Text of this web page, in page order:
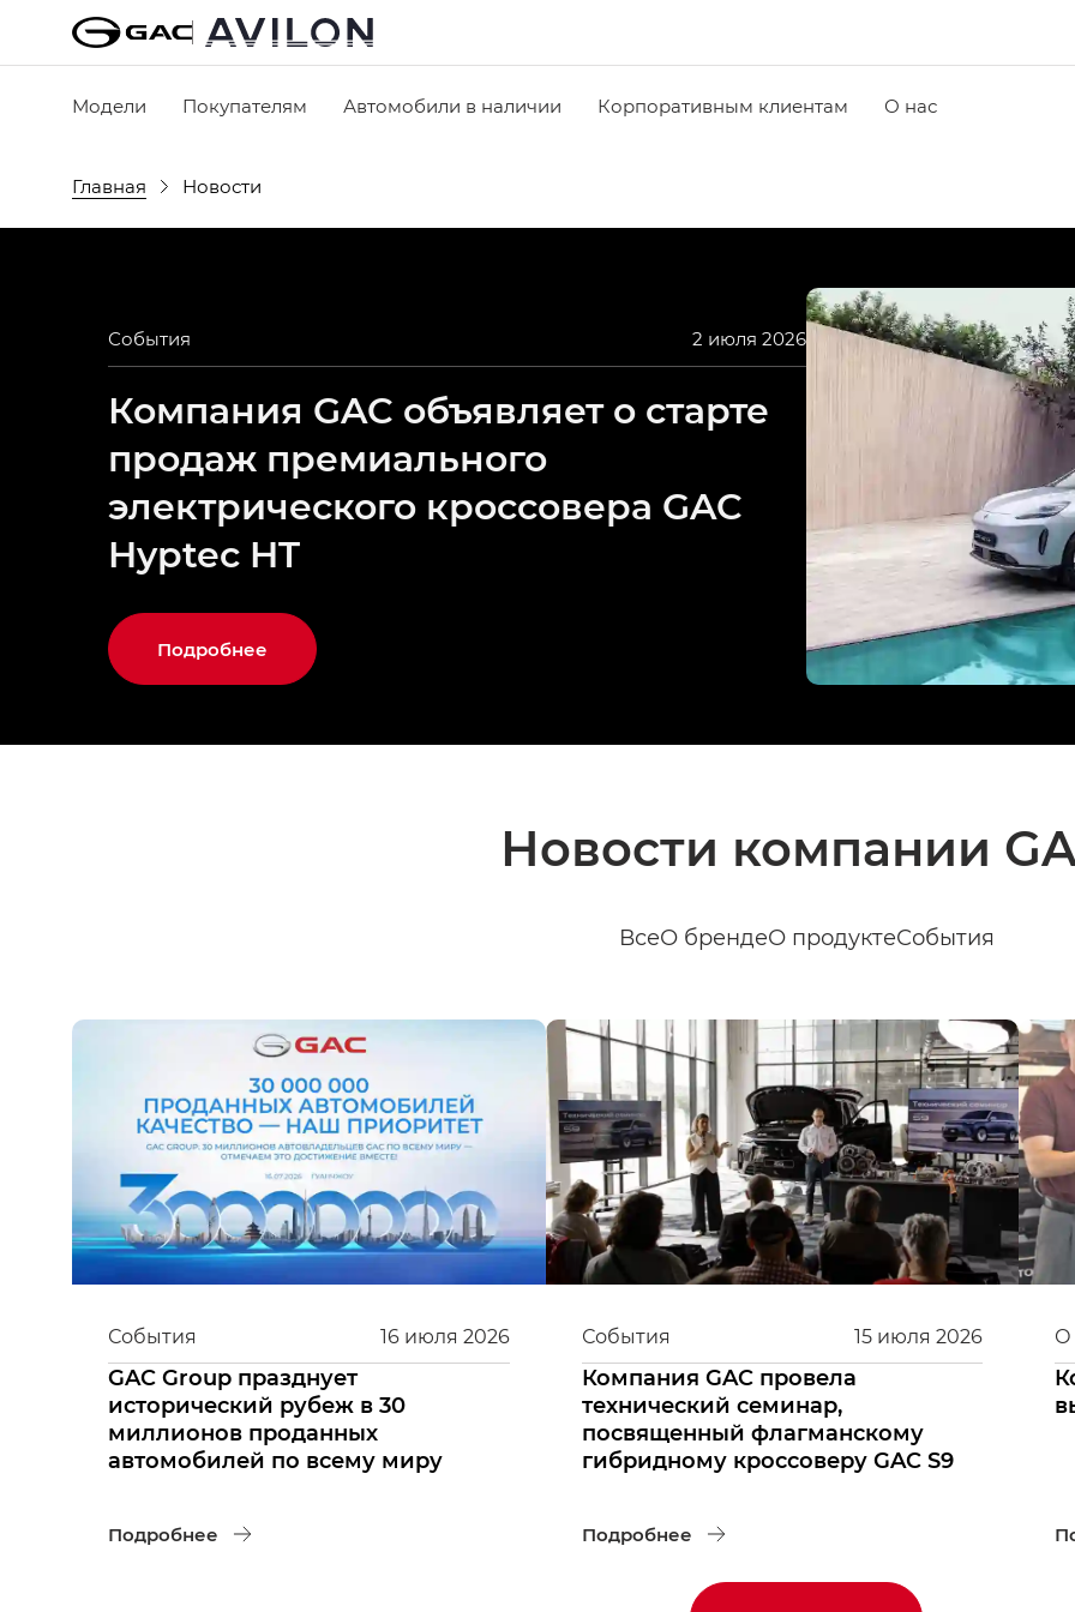
Модели Покупателям Автомобили в наличии Корпоративным клиентам О нас
Главная Новости
События 2 июля 2026
Компания GAC объявляет о старте
продаж премиального
электрического кроссовера GAC
Hyptec HT
Подробнее
Новости компании
ВсеО брендеО продуктеСобытия
16 июля 2026
События
GAC Group празднует
исторический рубеж в 30
миллионов проданных
автомобилей по всему миру
Подробнее
15 июля 2026
События
Компания GAC провела
технический семинар,
посвященный флагманскому
гибридному кроссоверу GAC S9
Подробнее
О